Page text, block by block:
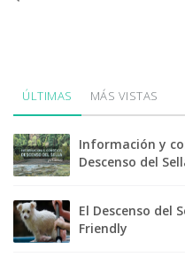
ÚLTIMAS MÁS VISTAS
Información y
Descenso del
El Descenso del
Friendly